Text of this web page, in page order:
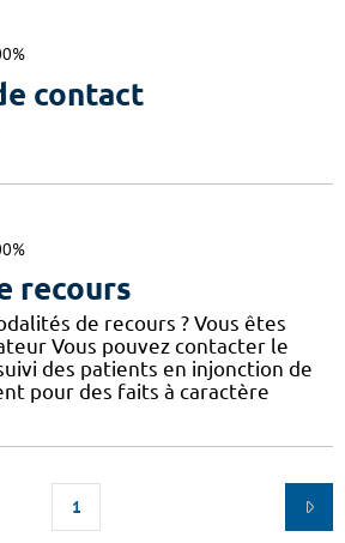
contact
recours
de recours ? Vous êtes
Vous pouvez contacter le
des patients en injonction de
pour des faits à caractère
1